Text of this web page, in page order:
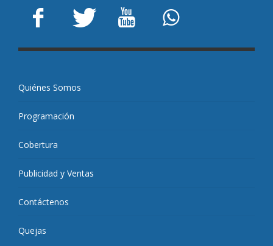
Quiénes Somos
Programación
Cobertura
Publicidad y Ventas
Contáctenos
Quejas